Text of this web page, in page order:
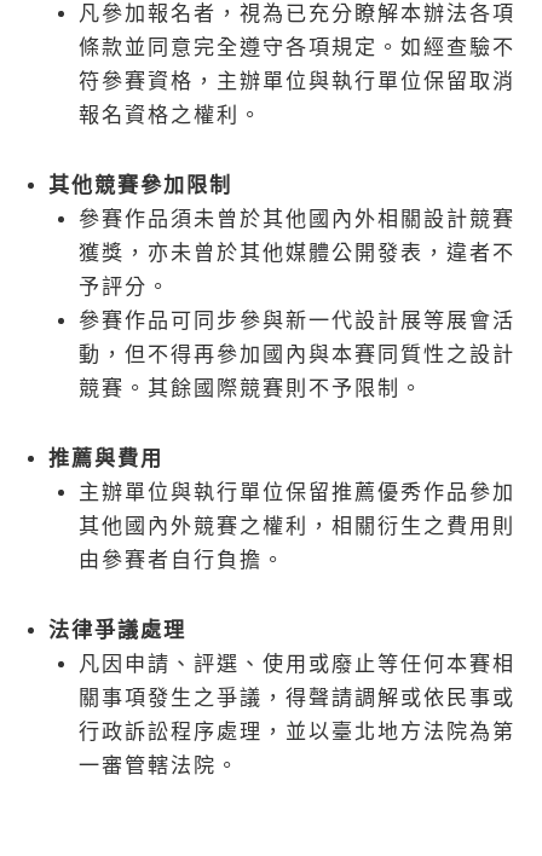
凡參加報名者，視為已充分瞭解本辦法各項
條款並同意完全遵守各項規定。如經查驗不
符參賽資格，主辦單位與執行單位保留取消
報名資格之權利。
其他競賽參加限制
參賽作品須未曾於其他國內外相關設計競賽
獲獎，亦未曾於其他媒體公開發表，違者不
予評分。
參賽作品可同步參與新一代設計展等展會活
動，但不得再參加國內與本賽同質性之設計
競賽。其餘國際競賽則不予限制。
推薦與費用
主辦單位與執行單位保留推薦優秀作品參加
其他國內外競賽之權利，相關衍生之費用則
由參賽者自行負擔。
法律爭議處理
凡因申請、評選、使用或廢止等任何本賽相
關事項發生之爭議，得聲請調解或依民事或
行政訴訟程序處理，並以臺北地方法院為第
一審管轄法院。